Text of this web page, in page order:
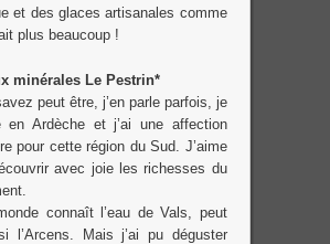
et des glaces artisanales comme
plus beaucoup !
minérales Le Pestrin*
peut être, j’en parle parfois, je
en Ardèche et j’ai une affection
pour cette région du Sud. J’aime
avec joie les richesses du
connaît l’eau de Vals, peut
l’Arcens. Mais j’ai pu déguster